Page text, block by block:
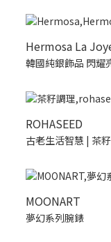
Hermosa La
韓國純銀飾品 閃耀
ROHASEED
古老生活智慧 | 茶
MOONART
夢幻系列腕錶